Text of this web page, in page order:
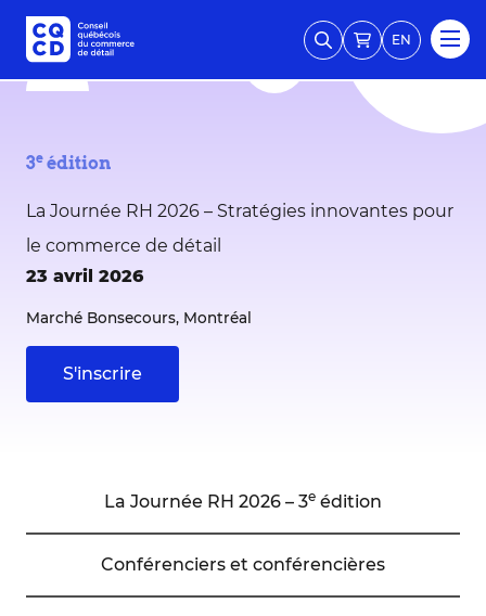
EN
3e édition
La Journée RH 2026 – Stratégies innovantes pour
le commerce de détail
23 avril 2026
Marché Bonsecours, Montréal
S'inscrire
La Journée RH 2026 – 3e édition
Conférenciers et conférencières